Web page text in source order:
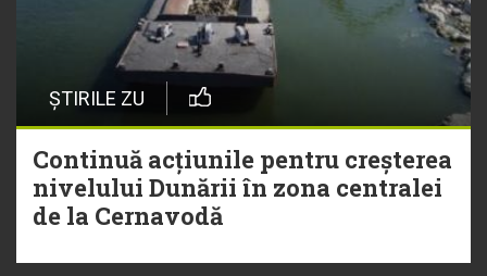
ȘTIRILE ZU
Continuă acțiunile pentru creșterea
nivelului Dunării în zona centralei
de la Cernavodă